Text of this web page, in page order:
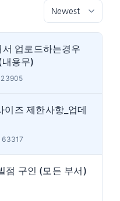
업로드하는경우
용무)
즈 제한사항_업데
63317
점 구인 (모든 부서)